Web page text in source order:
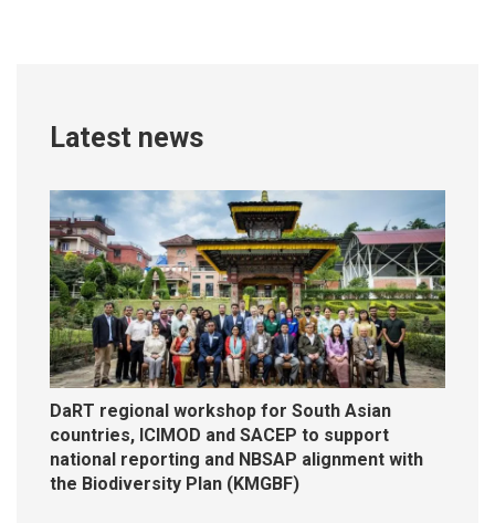
Latest news
DaRT regional workshop for South Asian
countries, ICIMOD and SACEP to support
national reporting and NBSAP alignment with
the Biodiversity Plan (KMGBF)